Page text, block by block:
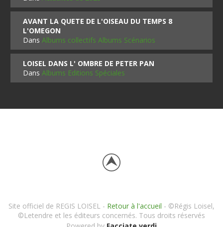
AVANT LA QUETE DE L'OISEAU DU TEMPS 8
L'OMEGON
DansAlbums collectifs Albums Scénarios
LOISEL DANS L' OMBRE DE PETER PAN
DansAlbums Editions Spéciales
Site officiel de REGIS LOISEL - Retour à l'accueil - ©Régis Loisel,
©Letendre et les éditeurs concernés. Tous droits réservés